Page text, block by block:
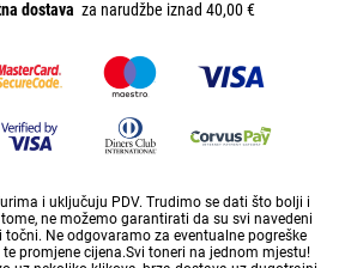
dostava za narudžbe iznad 40,00 €
i uključuju PDV. Trudimo se dati što bolji i
ne možemo garantirati da su svi navedeni
Ne odgovaramo za eventualne pogreške
promjene cijena.Svi toneri na jednom mjestu!